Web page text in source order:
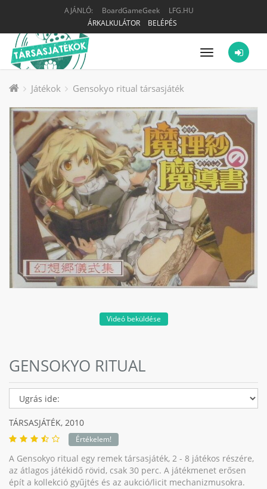
AJÁNLÓ: BoardGameGeek
LFG.HU
ÁRKALKULÁTOR
BELÉPÉS
Menü
Játékok Gensokyo ritual társasjáték
Videó beküldése
GENSOKYO RITUAL
TÁRSASJÁTÉK, 2010
Értékelem!
A Gensokyo ritual egy remek társasjáték, 2 - 8 játékos részére,
az átlagos játékidő rövid, csak 30 perc. A játékmenet erősen
épít a kollekció gyűjtés és az aukció/licit mechanizmusokra.